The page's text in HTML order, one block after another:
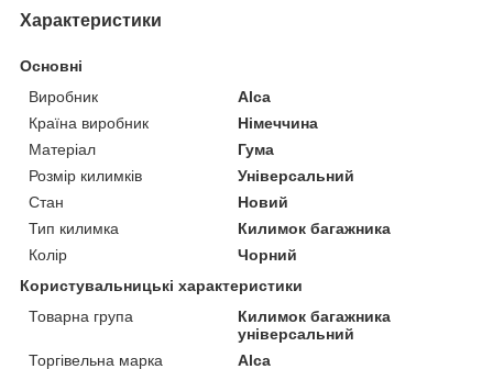
Характеристики
Основні
Виробник
Alca
Країна виробник
Німеччина
Матеріал
Гума
Розмір килимків
Універсальний
Стан
Новий
Тип килимка
Килимок багажника
Колір
Чорний
Користувальницькі характеристики
Товарна група
Килимок багажника
універсальний
Торгівельна марка
Alca